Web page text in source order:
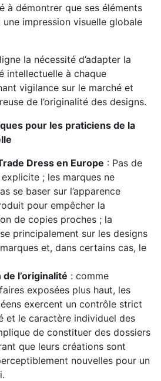
à démontrer que ses éléments
impression visuelle globale
la nécessité d’adapter la
intellectuelle à chaque
vigilance sur le marché et
de l’originalité des designs.
pour les praticiens de la
Dress en Europe : Pas de
; les marques ne
se baser sur l’apparence
pour empêcher la
de copies proches ; la
principalement sur les designs
et, dans certains cas, le
l’originalité : comme
exposées plus haut, les
exercent un contrôle strict
et le caractère individuel des
de constituer des dossiers
que leurs créations sont
nouvelles pour un